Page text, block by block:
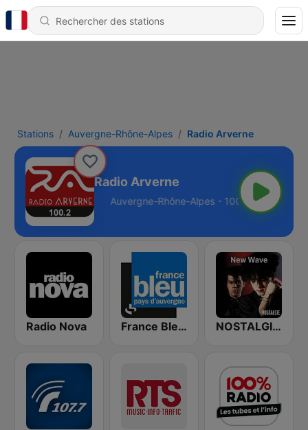
Stations Auvergne-Rhône-Alpes Radio Arverne
Radio Arverne
- 100.2 FM
Radio Nova France Bleu Pays d’Auvergne NOSTALGIE NEW WAVE